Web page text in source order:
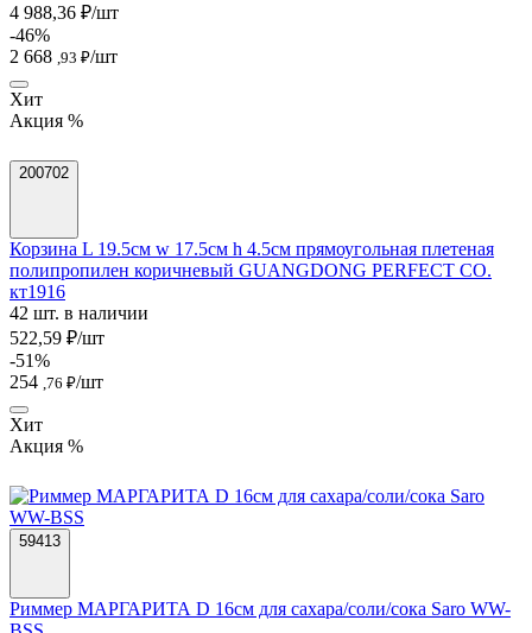
4 988,36 ₽/шт
-46%
2 668 ,93 ₽/шт
Хит
Акция %
200702
Корзина L 19.5см w 17.5см h 4.5см прямоугольная плетеная
полипропилен коричневый GUANGDONG PERFECT CO.
кт1916
42 шт. в наличии
522,59 ₽/шт
-51%
254 ,76 ₽/шт
Хит
Акция %
59413
Риммер МАРГАРИТА D 16см для сахара/соли/сока Saro WW-